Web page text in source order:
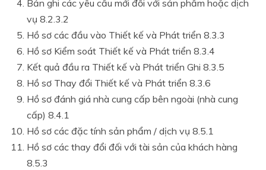
Bản ghi các yêu cầu mới đối với sản phẩm hoặc dịch
vụ 8.2.3.2
Hồ sơ các đầu vào Thiết kế và Phát triển 8.3.3
Hồ sơ Kiểm soát Thiết kế và Phát triển 8.3.4
Kết quả đầu ra Thiết kế và Phát triển Ghi 8.3.5
Hồ sơ Thay đổi Thiết kế và Phát triển 8.3.6
Hồ sơ đánh giá nhà cung cấp bên ngoài (nhà cung
cấp) 8.4.1
Hồ sơ các đặc tính sản phẩm / dịch vụ 8.5.1
Hồ sơ các thay đổi đối với tài sản của khách hàng
8.5.3